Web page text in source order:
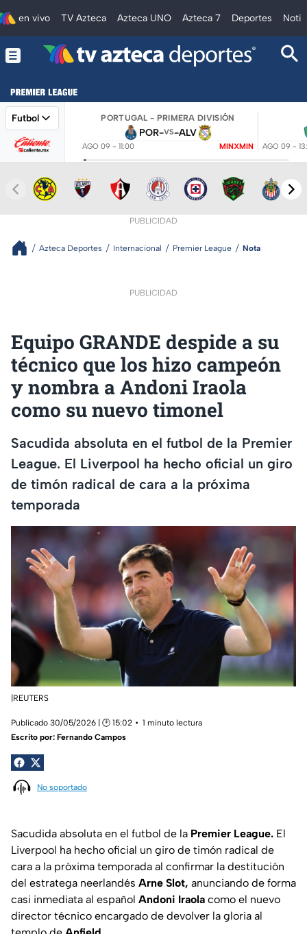
en vivo TV Azteca Azteca UNO Azteca 7 Deportes
Futbol PORTUGAL - PRIMERA DIVISIÓN
POR-VS-ALV
AGO 09 - 11:00 MINXMIN AGO 09 -
PUBLICIDAD
Azteca Deportes Internacional Premier League Nota
PUBLICIDAD
Equipo GRANDE despide a su
técnico que los hizo campeón
y nombra a Andoni Iraola
como su nuevo timonel
Sacudida absoluta en el futbol de la Premier
League. El Liverpool ha hecho oficial un giro
de timón radical de cara a la próxima
temporada
|REUTERS
Publicado 30/05/2026 | 🕑 15:02
1 minuto lectura
Escrito por: Fernando Campos
No soportado
Sacudida absoluta en el futbol de la Premier League. El
Liverpool ha hecho oficial un giro de timón radical de
cara a la próxima temporada al confirmar la destitución
del estratega neerlandés Arne Slot, anunciando de forma
casi inmediata al español Andoni Iraola como el nuevo
director técnico encargado de devolver la gloria al